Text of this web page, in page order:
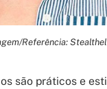
Referência:
são práticos e